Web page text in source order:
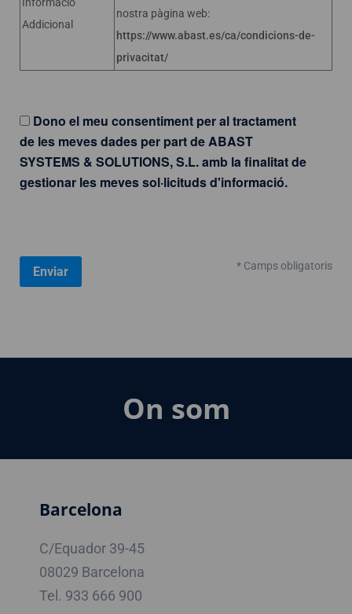
Addicional
nostra pàgina web:
https://www.abast.es/ca/condicions-de-
privacitat/
Dono el meu consentiment per al tractament
de les meves dades per part de ABAST
SYSTEMS & SOLUTIONS, S.L. amb la finalitat de
gestionar les meves sol·licituds d'informació.
* Camps obligatoris
On som
Barcelona
C/Equador 39-45
08029 Barcelona
Tel. 933 666 900